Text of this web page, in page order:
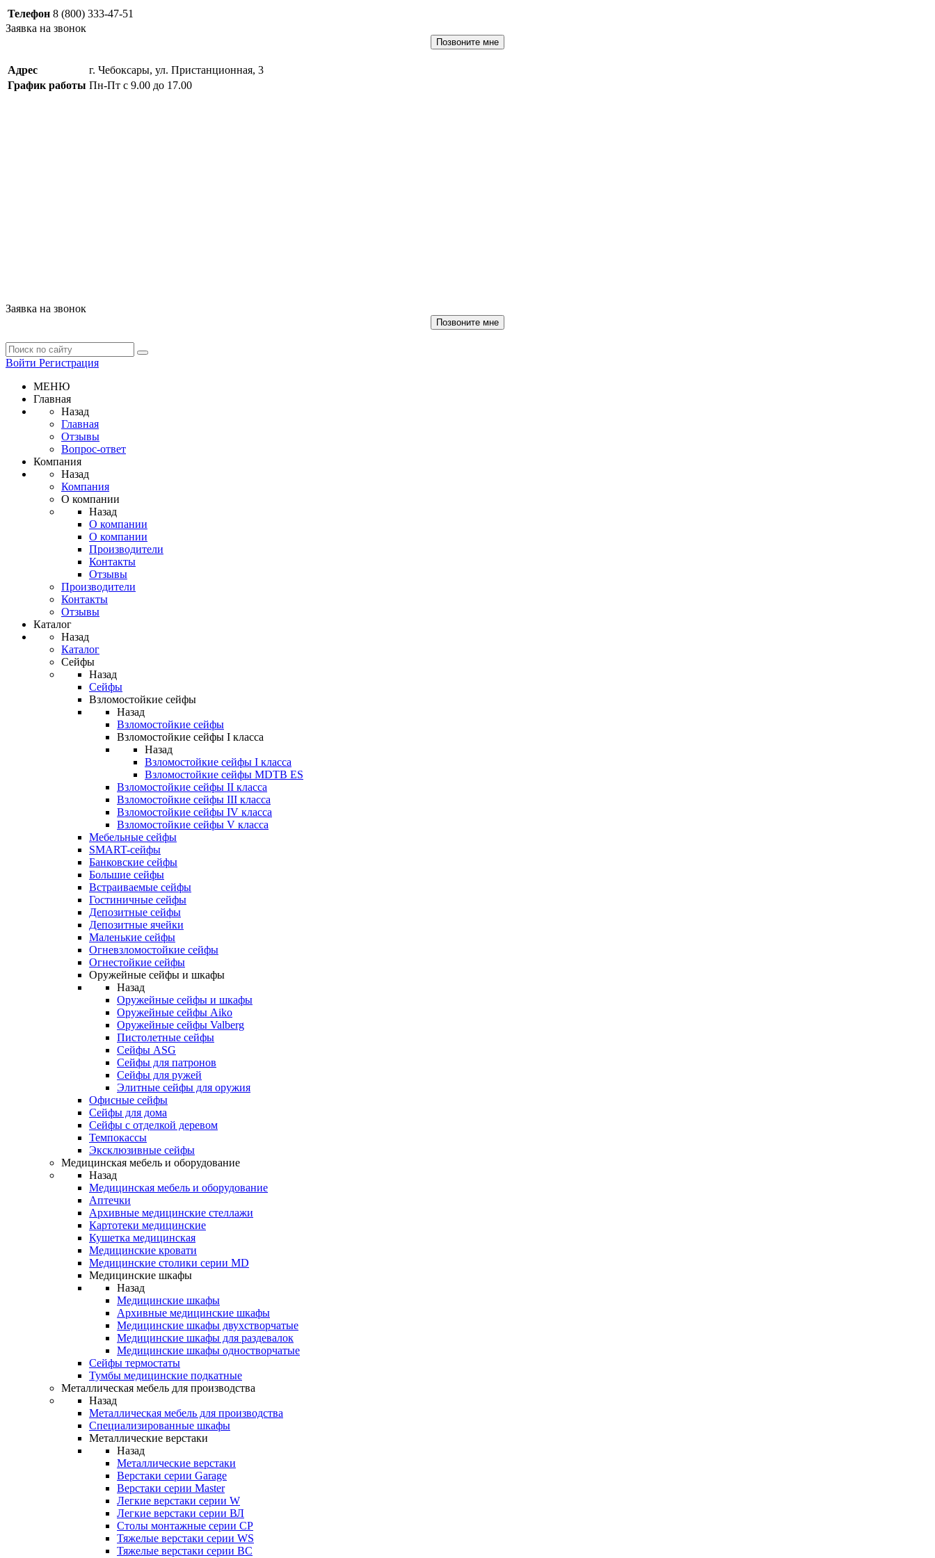
Телефон 8 (800) 333-47-51
Заявка на звонок
Позвоните мне
Адрес
г. Чебоксары, ул. Пристанционная, 3
График работы Пн-Пт с 9.00 до 17.00
Заявка на звонок
Позвоните мне
Войти Регистрация
МЕНЮ
Главная
Назад
Главная
Отзывы
Вопрос-ответ
Компания
Назад
Компания
О компании
Назад
О компании
О компании
Производители
Контакты
Отзывы
Производители
Контакты
Отзывы
Каталог
Назад
Каталог
Сейфы
Назад
Сейфы
Взломостойкие сейфы
Назад
Взломостойкие сейфы
Взломостойкие сейфы I класса
Назад
Взломостойкие сейфы I класса
Взломостойкие сейфы MDTB ES
Взломостойкие сейфы II класса
Взломостойкие сейфы III класса
Взломостойкие сейфы IV класса
Взломостойкие сейфы V класса
Мебельные сейфы
SMART-сейфы
Банковские сейфы
Большие сейфы
Встраиваемые сейфы
Гостиничные сейфы
Депозитные сейфы
Депозитные ячейки
Маленькие сейфы
Огневзломостойкие сейфы
Огнестойкие сейфы
Оружейные сейфы и шкафы
Назад
Оружейные сейфы и шкафы
Оружейные сейфы Aiko
Оружейные сейфы Valberg
Пистолетные сейфы
Сейфы ASG
Сейфы для патронов
Сейфы для ружей
Элитные сейфы для оружия
Офисные сейфы
Сейфы для дома
Сейфы с отделкой деревом
Темпокассы
Эксклюзивные сейфы
Медицинская мебель и оборудование
Назад
Медицинская мебель и оборудование
Аптечки
Архивные медицинские стеллажи
Картотеки медицинские
Кушетка медицинская
Медицинские кровати
Медицинские столики серии MD
Медицинские шкафы
Назад
Медицинские шкафы
Архивные медицинские шкафы
Медицинские шкафы двухстворчатые
Медицинские шкафы для раздевалок
Медицинские шкафы одностворчатые
Сейфы термостаты
Тумбы медицинские подкатные
Металлическая мебель для производства
Назад
Металлическая мебель для производства
Cпециализированные шкафы
Металлические верстаки
Назад
Металлические верстаки
Верстаки серии Garage
Верстаки серии Master
Легкие верстаки серии W
Легкие верстаки серии ВЛ
Столы монтажные серии СР
Тяжелые верстаки серии WS
Тяжелые верстаки серии ВС